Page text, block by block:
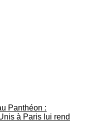
Panthéon :
à Paris lui rend